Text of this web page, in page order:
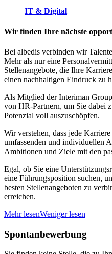
IT & Digital
Wir finden Ihre nächste
Bei albedis verbinden wir
Mehr als nur eine
Stellenangebote, die Ihre
einen nachhaltigen Eindruck zu
Als Mitglied der Interiman
von HR-Partnern, um Sie dabei
Potenzial voll auszuschöpfen.
Wir verstehen, dass jede
umfassenden und individuellen
Ambitionen und Ziele mit den
Egal, ob Sie eine
eine Führungsposition suchen,
besten Stellenangeboten zu
erreichen.
Mehr lesenWeniger lesen
Spontanbewerbung